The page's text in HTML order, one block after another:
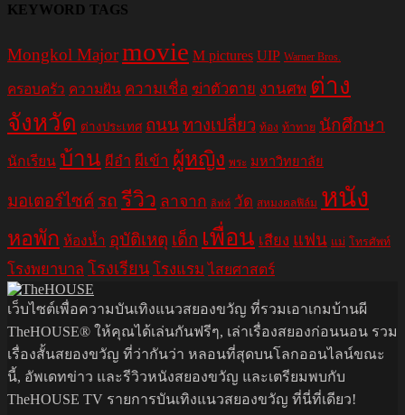
KEYWORD TAGS
Mongkol Majormovie M pictures UIP Warner Bros.
ครอบครัว ความฝัน ความเชื่อ ฆ่าตัวตาย งานศพ ต่าง
จังหวัด ต่างประเทศ ถนนทางเปลี่ยว ท้อง ท้าทาย นักศึกษา
นักเรียน บ้าน ผีอำ ผีเข้า ผู้หญิง พระ มหาวิทยาลัย
มอเตอร์ไซค์ รถ รีวิว ลาจาก ลิฟท์ วัด สหมงคลฟิล์ม หนัง
หอพัก ห้องน้ำ อุบัติเหตุ เด็ก เพื่อน เสียง แฟน แม่ โทรศัพท์
โรงพยาบาล โรงเรียน โรงแรม ไสยศาสตร์
เว็บไซต์เพื่อความบันเทิงแนวสยองขวัญ ที่รวมเอาเกมบ้านผี
TheHOUSE® ให้คุณได้เล่นกันฟรีๆ, เล่าเรื่องสยองก่อนนอน รวม
เรื่องสั้นสยองขวัญ ที่ว่ากันว่า หลอนที่สุดบนโลกออนไลน์ขณะ
นี้, อัพเดทข่าว และรีวิวหนังสยองขวัญ และเตรียมพบกับ
TheHOUSE TV รายการบันเทิงแนวสยองขวัญ ที่นี่ที่เดียว!